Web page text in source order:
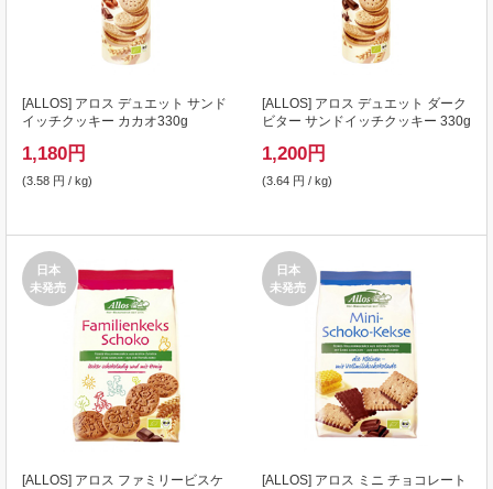
[ALLOS] アロス デュエット サンド
イッチクッキー カカオ330g
1,180円
(3.58 円 / kg)
[ALLOS] アロス デュエット ダーク
ビター サンドイッチクッキー 330g
1,200円
(3.64 円 / kg)
日本
未発売
[ALLOS] アロス ファミリービスケ
日本
未発売
[ALLOS] アロス ミニ チョコレート